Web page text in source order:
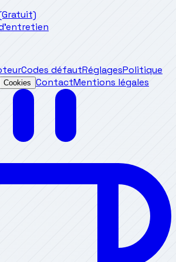
Codes défautRéglagesPolitique
Cookies ContactMentions légales